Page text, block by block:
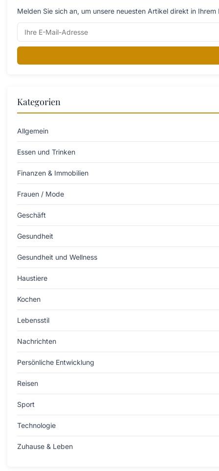
Melden Sie sich an, um unsere neuesten Artikel direkt in
Kategorien
Allgemein
Essen und Trinken
Finanzen & Immobilien
Frauen / Mode
Geschäft
Gesundheit
Gesundheit und Wellness
Haustiere
Kochen
Lebensstil
Nachrichten
Persönliche Entwicklung
Reisen
Sport
Technologie
Zuhause & Leben